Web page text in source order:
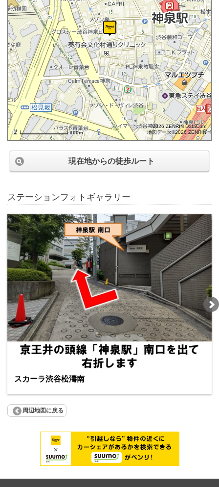
100m
©2026 ZENRIN DataCom
地図データ©2026 ZENRIN
現在地からの徒歩ルート
ステーションフォトギャラリー
スカーラ渋谷松濤南
周辺地図に戻る